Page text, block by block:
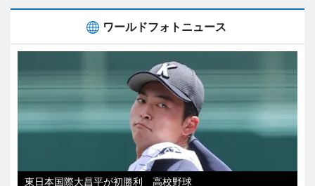
ワールドフォトニュース
東日本国際大昌平が初勝利 高校野球